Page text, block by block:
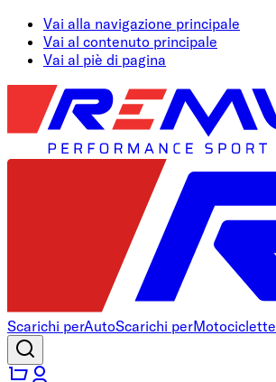
Vai alla navigazione principale
Vai al contenuto principale
Vai al piè di pagina
Scarichi perAutoScarichi perMotociclette